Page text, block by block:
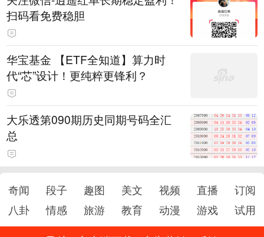
扫码看免费稳胆
华宝基金 【ETF全知道】算力时
代“芯”设计！更纯粹更锋利？
大乐透第090期历史同期号码全汇
总
奇闻 段子 趣图 美文 视频 直播
订阅
八卦
情感 旅游 教育 动漫 游戏 试用